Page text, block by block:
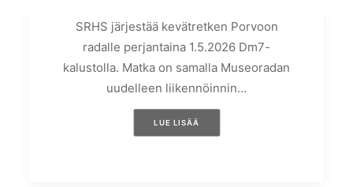
SRHS järjestää kevätretken Porvoon
radalle perjantaina 1.5.2026 Dm7-
kalustolla. Matka on samalla Museoradan
uudelleen liikennöinnin…
LUE LISÄÄ